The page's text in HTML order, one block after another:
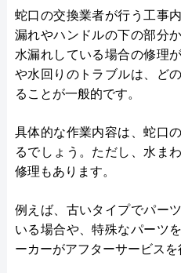
わりの緊急対応サービス
ッチンなどの蛇口や排水
や水漏れ修理に対応。受
365日年中無休で営業し
も依頼が可能です。電話
れなど、急なトラブルが
くれます。
「WEBを見た」と伝えれ
に。例えば排水管の修理
用は2,200円～。業界最安
蛇口の交換業者が行う工事
漏れやハンドルの下の部分
水漏れしている場合の修理
や水回りのトラブルは、ど
ることが一般的です。
具体的な作業内容は、蛇口
るでしょう。ただし、水ま
修理もあります。
例えば、古いタイプでパー
いる場合や、特殊なパーツ
ーカーがアフターサービスを